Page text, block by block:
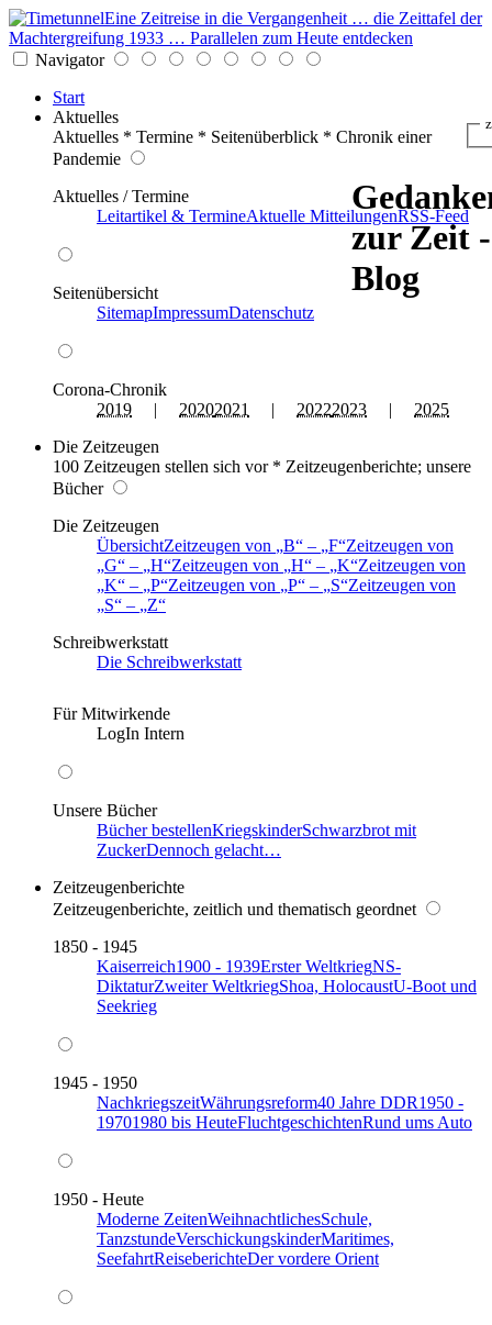
Eine Zeitreise in die Vergangenheit … die Zeittafel der
Machtergreifung 1933 … Parallelen zum Heute entdecken
Navigator
Start
Aktuelles
Aktuelles * Termine * Seitenüberblick * Chronik einer
Pandemie
Aktuelles / Termine
Leitartikel & TermineAktuelle MitteilungenRSS-Feed
Seitenübersicht
SitemapImpressumDatenschutz
Corona-Chronik
2019 | 20202021 | 20222023 | 2025
Die Zeitzeugen
100 Zeitzeugen stellen sich vor * Zeitzeugenberichte; unsere
Bücher
Die Zeitzeugen
ÜbersichtZeitzeugen von B – F Zeitzeugen von
G
– H Zeitzeugen von H – K Zeitzeugen von
K
– P Zeitzeugen von P – S Zeitzeugen von
S
–
Z
Schreibwerkstatt
Die Schreibwerkstatt
Für Mitwirkende
LogIn Intern
Unsere Bücher
Bücher bestellenKriegskinderSchwarzbrot mit
ZuckerDennoch gelacht…
Zeitzeugenberichte
Zeitzeugenberichte, zeitlich und thematisch geordnet
1850 - 1945
Kaiserreich1900 - 1939Erster WeltkriegNS-
DiktaturZweiter WeltkriegShoa, HolocaustU-Boot und
Seekrieg
1945 - 1950
NachkriegszeitWährungsreform40 Jahre DDR1950 -
19701980 bis HeuteFluchtgeschichtenRund ums Auto
1950 - Heute
Moderne ZeitenWeihnachtlichesSchule,
TanzstundeVerschickungskinderMaritimes,
SeefahrtReiseberichteDer vordere Orient
zur Zeit -
Blog